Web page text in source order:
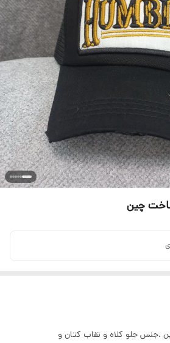
ساخت چین
.جنس جلو کلاه و نقاب کتان و